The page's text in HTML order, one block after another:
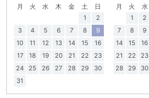
月 火 水 木 金 土
日
1
2
3
4 5 6 7 8
9
10
11 12 13 14 15
16
17
18 19 20 21 22
23
24
25 26 27 28 29
30
31
月 火 水
1
2
7
8 9
14
15 16
21
22 23
28
29 30